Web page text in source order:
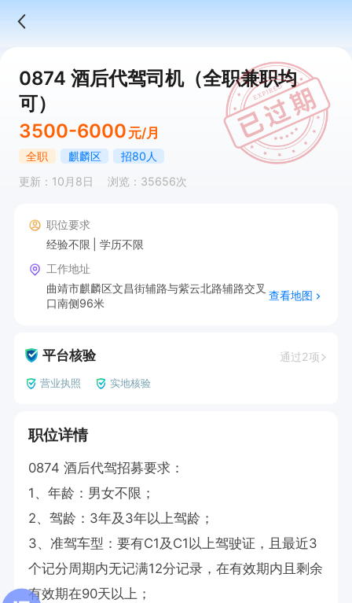
0874 酒后代驾司机（全职兼职均
可）
3500-6000 元/月
全职 麒麟区
招80人
更新：10月8日
浏览：35656次
职位要求
经验不限
学历不限
工作地址
曲靖市麒麟区文昌街辅路与紫云北路辅路交叉
口南侧96米
查看地图
平台核验 通过2项
营业执照 实地核验
职位详情
0874 酒后代驾招募要求：
1、年龄：男女不限；
2、驾龄：3年及3年以上驾龄；
3、准驾车型：要有C1及C1以上驾驶证，且最近3
个记分周期内无记满12分记录，在有效期内且剩余
有效期在90天以上；